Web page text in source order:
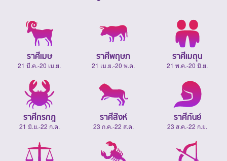
ราศีเมษ
21 มี.ค.-20 เม.ย.
ราศีพฤษภ
21 เม.ย.-20 พ.ค.
ราศีเมถุน
21 พ.ค.-20 มิ.ย.
ราศีกรกฎ
21 มิ.ย.-22 ก.ค.
ราศีสิงห์
23 ก.ค.-22 ส.ค.
ราศีกันย์
23 ส.ค.-22 ก.ย.